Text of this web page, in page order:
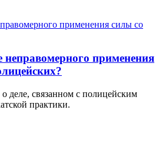
неправомерного применения
о деле, связанном с полицейским
практики.